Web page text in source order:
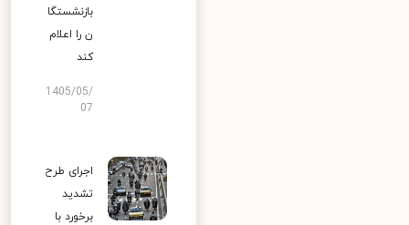
بازنشستگا
ن را اعلام
کند
1405/05/
07
اجرای طرح
تشدید
برخورد با